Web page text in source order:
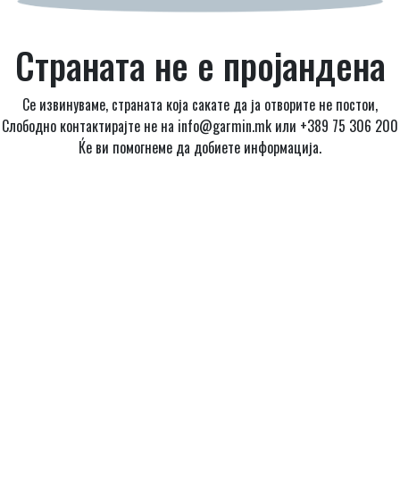
Страната не е пројандена
Се извинуваме, страната која сакате да ја отворите не постои,
Слободно контактирајте не на info@garmin.mk или +389 75 306 200
Ќе ви помогнеме да добиете информација.